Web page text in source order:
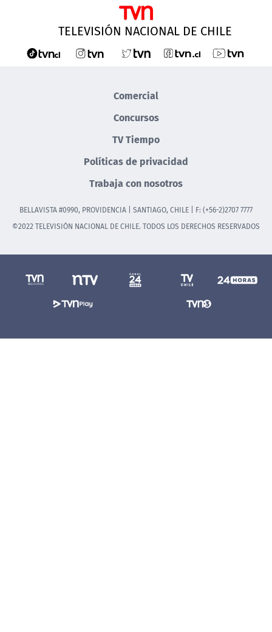
TELEVISIÓN NACIONAL DE CHILE
Comercial
Concursos
TV Tiempo
Políticas de privacidad
Trabaja con nosotros
BELLAVISTA #0990, PROVIDENCIA | SANTIAGO, CHILE | F: (+56-2)2707 7777
©2022 TELEVISIÓN NACIONAL DE CHILE. TODOS LOS DERECHOS RESERVADOS